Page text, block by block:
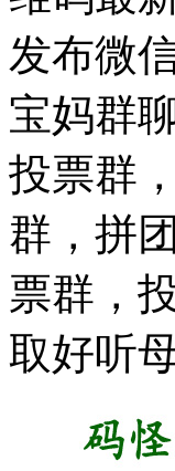
发布微
宝妈群
投票群
群，拼
票群，
取好听